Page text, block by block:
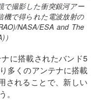
で撮影した衝突銀河アー
機で得られた電波放射の
NASA/ESA and The
に搭載されたバンド5
多くのアンテナに搭載
されることで、新しい